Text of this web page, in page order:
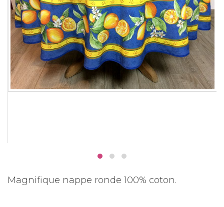
Magnifique nappe ronde 100% coton.